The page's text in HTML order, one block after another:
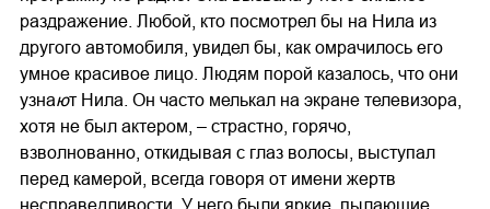
раздражение. Любой, кто посмотрел бы на Нила из
другого автомобиля, увидел бы, как омрачилось его
умное красивое лицо. Людям порой казалось, что они
узнают Нила. Он часто мелькал на экране телевизора,
хотя не был актером, – страстно, горячо,
взволнованно, откидывая с глаз волосы, выступал
перед камерой, всегда говоря от имени жертв